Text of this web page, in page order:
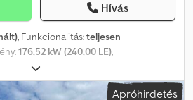
Hívás
, Funkcionalitás:teljesen
176,52 kW (240,00 LE),
sárga, saját tömeg:
év:2007, üzemórák:13 000 h,
3D rendszer / csoroszlya /Apróhirdetés